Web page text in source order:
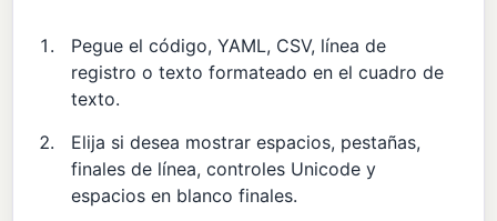
Pegue el código, YAML, CSV, línea de
registro o texto formateado en el cuadro de
texto.
Elija si desea mostrar espacios, pestañas,
finales de línea, controles Unicode y
espacios en blanco finales.